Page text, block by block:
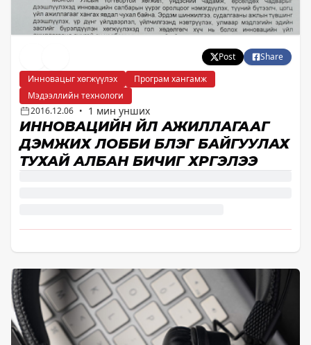
Post
Share
Инновацыг хөгжүүлэх
Програм хангамж
Мэдээллийн технологи
2016.12.06 • 1 мин унших
ИННОВАЦИЙН ҮЙЛ АЖИЛЛАГААГ
ДЭМЖИХ ЛОББИ БҮЛЭГ БАЙГУУЛАХ
ТУХАЙ АЛБАН БИЧИГ ХҮРГЭЛЭЭ